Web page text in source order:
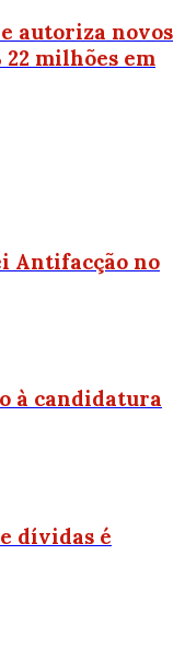
autoriza novos
milhões em
Antifacção no
à candidatura
dívidas é